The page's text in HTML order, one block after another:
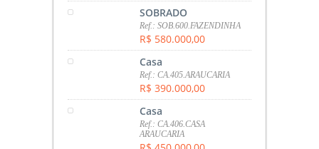
SOBRADO
Ref.: SOB.600.FAZENDINHA
R$ 580.000,00
Casa
Ref.: CA.405.ARAUCARIA
R$ 390.000,00
Casa
Ref.: CA.406.CASA
ARAUCARIA